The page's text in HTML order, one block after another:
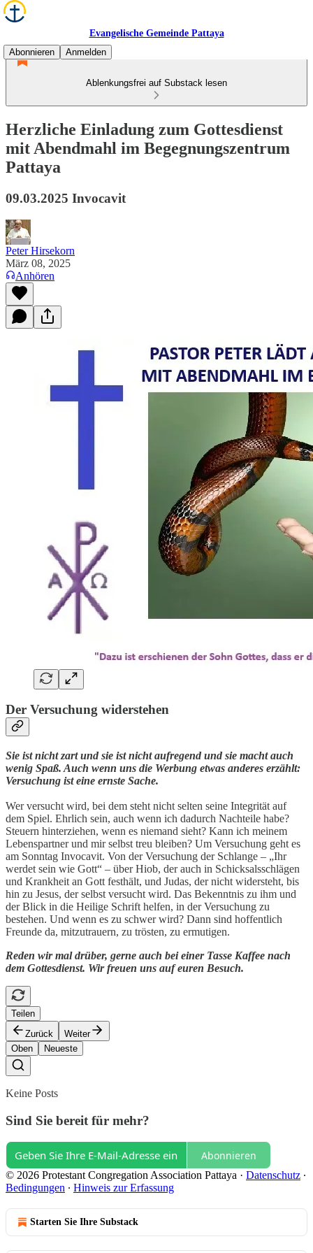
Evangelische Gemeinde Pattaya
Abonnieren
Anmelden
Ablenkungsfrei auf Substack lesen
Herzliche Einladung zum Gottesdienst
mit Abendmahl im Begegnungszentrum
Pattaya
09.03.2025 Invocavit
Peter Hirsekorn
März 08, 2025
Anhören
Der Versuchung widerstehen
Sie ist nicht zart und sie ist nicht aufregend und sie macht auch
wenig Spaß. Auch wenn uns die Werbung etwas anderes erzählt:
Versuchung ist eine ernste Sache.
Wer versucht wird, bei dem steht nicht selten seine Integrität auf
dem Spiel. Ehrlich sein, auch wenn ich dadurch Nachteile habe?
Steuern hinterziehen, wenn es niemand sieht? Kann ich meinem
Lebenspartner und mir selbst treu bleiben? Um Versuchung geht es
am Sonntag Invocavit. Von der Versuchung der Schlange – „Ihr
werdet sein wie Gott“ – über Hiob, der auch in Schicksalsschlägen
und Krankheit an Gott festhält, und Judas, der nicht widersteht, bis
hin zu Jesus, der selbst versucht wird. Das Bekenntnis zu ihm und
der Blick in die Heilige Schrift helfen, in der Versuchung zu
bestehen. Und wenn es zu schwer wird? Dann sind hoffentlich
Freunde da, mitzutrauern, zu trösten, zu ermutigen.
Reden wir mal drüber, gerne auch bei einer Tasse Kaffee nach
dem Gottesdienst. Wir freuen uns auf euren Besuch.
Teilen
Zurück
Weiter
Oben
Neueste
Keine Posts
Sind Sie bereit für mehr?
Abonnieren
© 2026 Protestant Congregation Association Pattaya · Datenschutz ∙
Bedingungen ∙ Hinweis zur Erfassung
Starten Sie Ihre Substack